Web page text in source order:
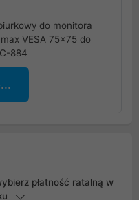
do monitora
VESA 75x75 do
884
płatność ratalną w